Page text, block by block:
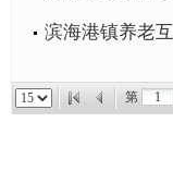
滨海港镇养老
第